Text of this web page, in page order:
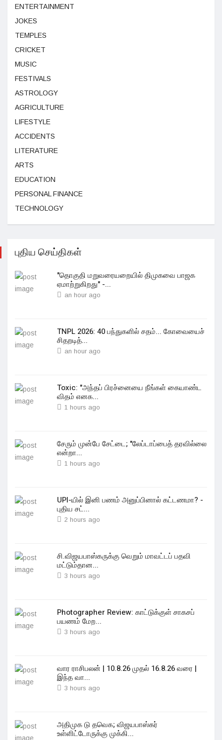
ENTERTAINMENT
JOKES
TEMPLES
CRICKET
MUSIC
FESTIVALS
ASTROLOGY
AGRICULTURE
LIFESTYLE
ACCIDENTS
LITERATURE
ARTS
EDUCATION
PERSONAL FINANCE
TECHNOLOGY
புதிய செய்திகள்
"தொகுதி மறுவரையறையில் திமுகவை பாஜக
ஏமாற்றுகிறது" -...
an hour ago
TNPL 2026: 40 பந்துகளில் சதம்... கோவையைச்
சிதறடித்...
an hour ago
Toxic: "அந்தப் பிரச்னையை நீங்கள் கையாண்ட
விதம் எனக...
1 hours ago
சேரும் முன்பே சேட்டை; "லேப்டாப்பைத் தரவில்லை
என்றா...
1 hours ago
UPI-யில் இனி பணம் அனுப்பினால் கட்டணமா? -
புதிய சட்...
2 hours ago
சி.விஜயபாஸ்கருக்கு வெறும் மாவட்டப் பதவி
மட்டும்தான...
3 hours ago
Photographer Review: காட்டுக்குள் சாகசப்
பயணம் மேற...
3 hours ago
வார ராசிபலன் | 10.8.26 முதல் 16.8.26 வரை |
இந்த வா...
3 hours ago
அதிமுக டு தவெக; விஜயபாஸ்கர்
உள்ளிட்டோருக்கு முக்கி...